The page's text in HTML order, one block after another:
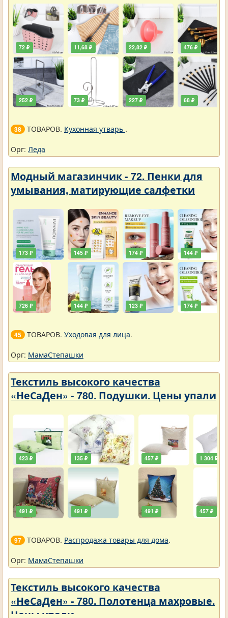
72 ₽
252 ₽
11,68 ₽
73 ₽
22,82 ₽
227 ₽
476 ₽
68 ₽
38 ТОВАРОВ. Кухонная утварь .
Орг: Леда
Модный магазинчик - 72. Пенки для
умывания, матирующие салфетки
173 ₽
726 ₽
145 ₽
144 ₽
174 ₽
123 ₽
144 ₽
174 ₽
45 ТОВАРОВ. Уходовая для лица.
Орг: МамаСтепашки
Текстиль высокого качества
«НеСаДен» - 780. Подушки. Цены упали
423 ₽
491 ₽
135 ₽
491 ₽
457 ₽
491 ₽
1 304 ₽
457 ₽
97 ТОВАРОВ. Распродажа товары для дома.
Орг: МамаСтепашки
Текстиль высокого качества
«НеСаДен» - 780. Полотенца махровые.
Цены упали